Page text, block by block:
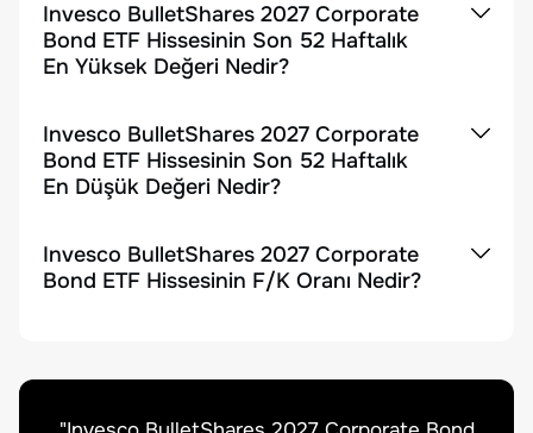
Invesco BulletShares 2027 Corporate
Bond ETF Hissesinin Son 52 Haftalık
En Yüksek Değeri Nedir?
Invesco BulletShares 2027 Corporate
Bond ETF Hissesinin Son 52 Haftalık
En Düşük Değeri Nedir?
Invesco BulletShares 2027 Corporate
Bond ETF Hissesinin F/K Oranı Nedir?